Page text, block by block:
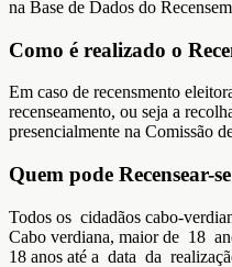
na Base de Dados do
Como é realizado o
Em caso de recensmento
recenseamento, ou seja a
presencialmente na Comissão
Quem pode Recensear-se
Todos os cidadãos cabo-
Cabo verdiana, maior de 18
18 anos até a data da